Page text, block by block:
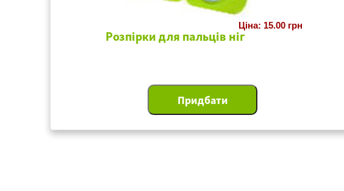
Розпірки для пальців ніг
Ціна: 15.00 грн